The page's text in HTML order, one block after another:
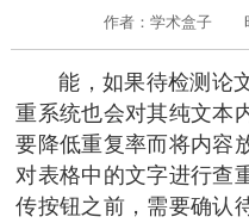
作者：学术盒子
能，如果待检测论
重系统也会对其纯文本
要降低重复率而将内容
对表格中的文字进行查
传按钮之前，需要确认